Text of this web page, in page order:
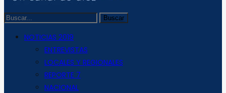
NOTICIAS 2019
ENTREVISTAS
LOCALES Y REGIONALES
REPORTE 7
NACIONAL